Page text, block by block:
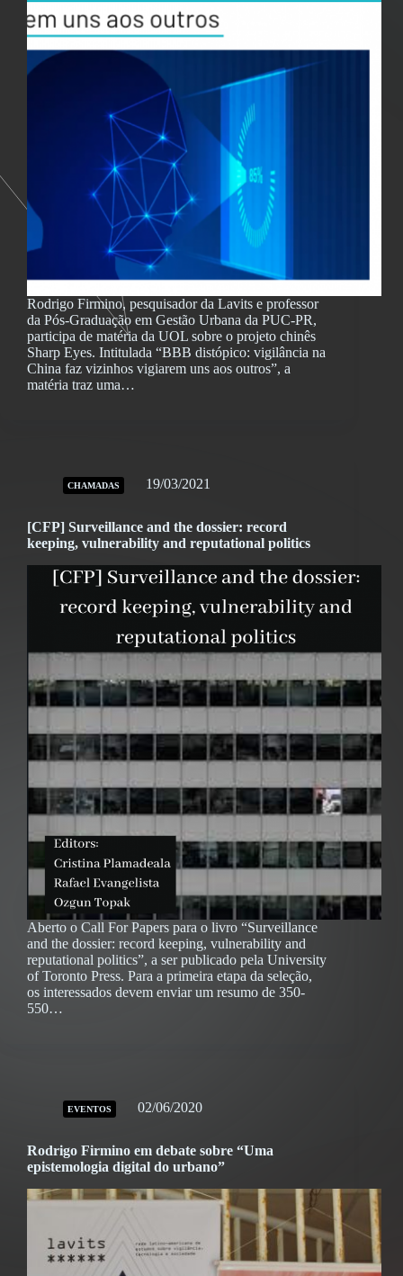
Rodrigo Firmino, pesquisador da Lavits e professor
da Pós-Graduação em Gestão Urbana da PUC-PR,
participa de matéria da UOL sobre o projeto chinês
Sharp Eyes. Intitulada “BBB distópico: vigilância na
China faz vizinhos vigiarem uns aos outros”, a
matéria traz uma…
CHAMADAS 19/03/2021
[CFP] Surveillance and the dossier: record
keeping, vulnerability and reputational politics
Aberto o Call For Papers para o livro “Surveillance
and the dossier: record keeping, vulnerability and
reputational politics”, a ser publicado pela University
of Toronto Press. Para a primeira etapa da seleção,
os interessados ​​devem enviar um resumo de 350-
550…
EVENTOS 02/06/2020
Rodrigo Firmino em debate sobre “Uma
epistemologia digital do urbano”